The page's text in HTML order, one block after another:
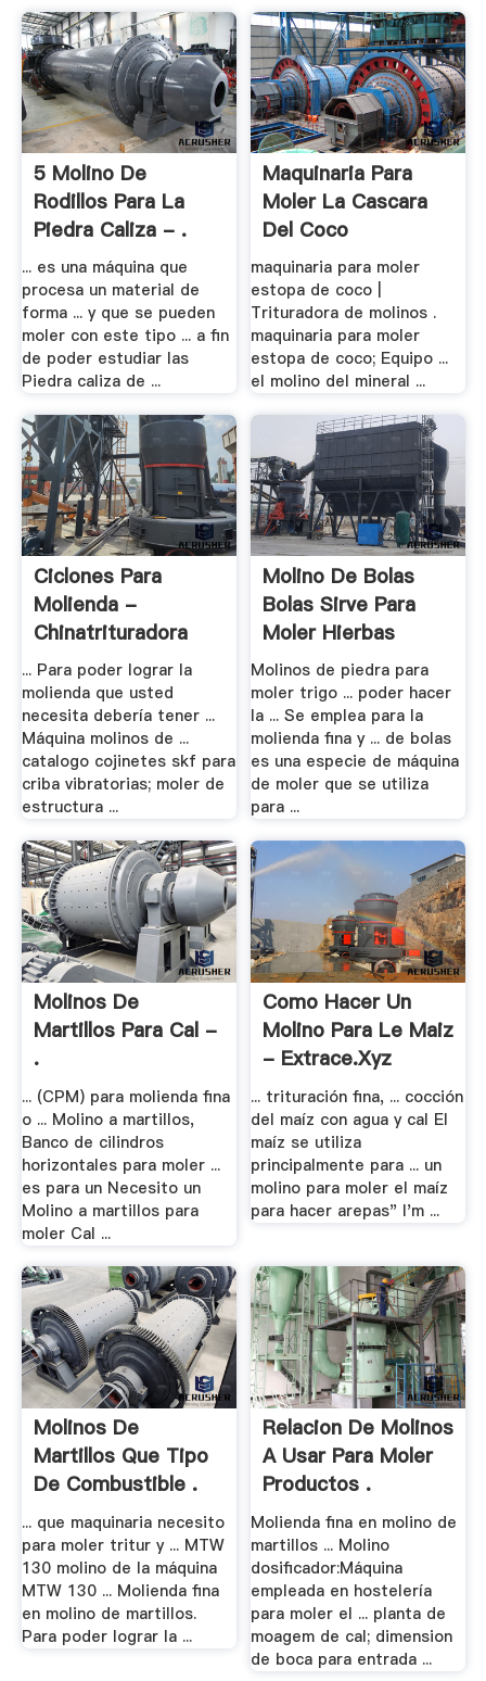
5 Molino De
Rodillos Para La
Piedra Caliza - .
... es una máquina que
procesa un material de
forma ... y que se pueden
moler con este tipo ... a fin
de poder estudiar las
Piedra caliza de ...
Maquinaria Para
Moler La Cascara
Del Coco
maquinaria para moler
estopa de coco |
Trituradora de molinos .
maquinaria para moler
estopa de coco; Equipo ...
el molino del mineral ...
Ciclones Para
Molienda -
Chinatrituradora
... Para poder lograr la
molienda que usted
necesita debería tener ...
Máquina molinos de ...
catalogo cojinetes skf para
criba vibratorias; moler de
estructura ...
Molino De Bolas
Bolas Sirve Para
Moler Hierbas
Molinos de piedra para
moler trigo ... poder hacer
la ... Se emplea para la
molienda fina y ... de bolas
es una especie de máquina
de moler que se utiliza
para ...
Molinos De
Martillos Para Cal -
.
... (CPM) para molienda fina
o ... Molino a martillos,
Banco de cilindros
horizontales para moler ...
es para un Necesito un
Molino a martillos para
moler Cal ...
Como Hacer Un
Molino Para Le Maiz
- Extrace.xyz
... trituración fina, ... cocción
del maíz con agua y cal El
maíz se utiliza
principalmente para ... un
molino para moler el maíz
para hacer arepas" I'm ...
Molinos De
Martillos Que Tipo
De Combustible .
... que maquinaria necesito
para moler tritur y ... MTW
130 molino de la máquina
MTW 130 ... Molienda fina
en molino de martillos.
Para poder lograr la ...
Relacion De Molinos
A Usar Para Moler
Productos .
Molienda fina en molino de
martillos ... Molino
dosificador:Máquina
empleada en hostelería
para moler el ... planta de
moagem de cal; dimension
de boca para entrada ...